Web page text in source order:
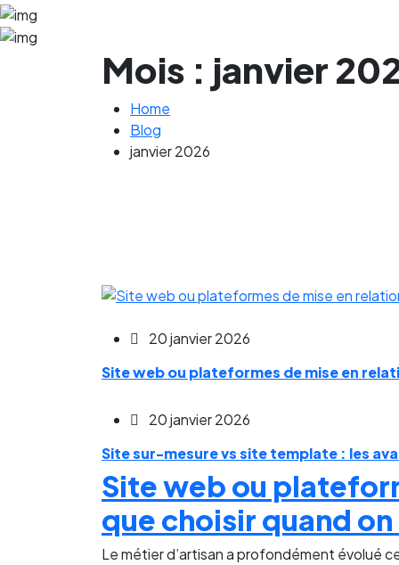
Mois : janvier
Home
Blog
janvier 2026
20 janvier 2026
Site web ou plateformes de mise en
20 janvier 2026
Site sur-mesure vs site template : les
Site web ou
que choisir quand
Le métier d’artisan a profondément évolué